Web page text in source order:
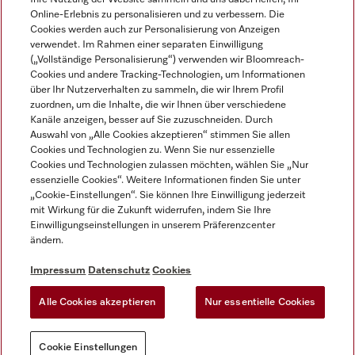
Impressum
AGB
Datenschutz
Nutzungsbedigungen
EU-Gesetzen über digitale Dienste
Miele auf Instagram
Miele auf Facebook
Miele auf Youtube
Online-Erlebnis zu personalisieren und zu verbessern. Die
Cookies werden auch zur Personalisierung von Anzeigen
verwendet. Im Rahmen einer separaten Einwilligung
(„Vollständige Personalisierung“) verwenden wir Bloomreach-
Cookies und andere Tracking-Technologien, um Informationen
über Ihr Nutzerverhalten zu sammeln, die wir Ihrem Profil
zuordnen, um die Inhalte, die wir Ihnen über verschiedene
Kanäle anzeigen, besser auf Sie zuzuschneiden. Durch
Auswahl von „Alle Cookies akzeptieren“ stimmen Sie allen
Cookies und Technologien zu. Wenn Sie nur essenzielle
Cookies und Technologien zulassen möchten, wählen Sie „Nur
essenzielle Cookies“. Weitere Informationen finden Sie unter
„Cookie-Einstellungen“. Sie können Ihre Einwilligung jederzeit
mit Wirkung für die Zukunft widerrufen, indem Sie Ihre
Einwilligungseinstellungen in unserem Präferenzcenter
ändern.
Impressum Datenschutz Cookies
Alle Cookies akzeptieren Nur essentielle Cookies
Cookie Einstellungen